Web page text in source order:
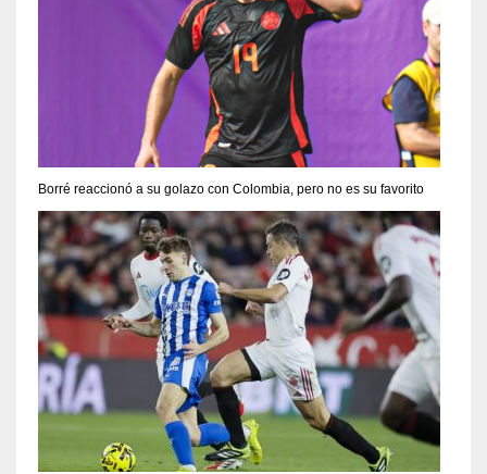
Borré reaccionó a su golazo con Colombia, pero no es su favorito